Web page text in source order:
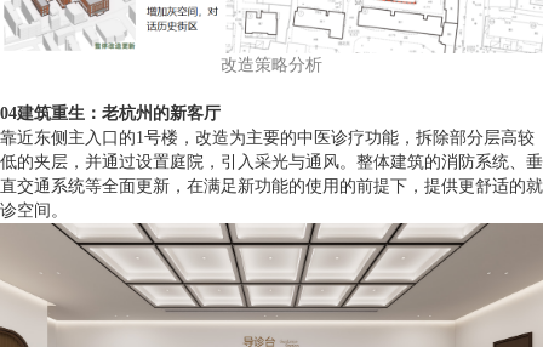
改造策略分析
04建筑重生：老杭州的新客厅
靠近东侧主入口的1号楼，改造为主要的中医诊疗功能，拆除部分层高较
低的夹层，并通过设置庭院，引入采光与通风。整体建筑的消防系统、垂
直交通系统等全面更新，在满足新功能的使用的前提下，提供更舒适的就
诊空间。